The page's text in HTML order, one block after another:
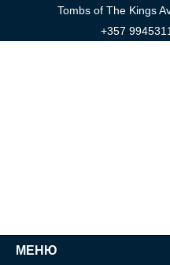
Tombs of The Kings
+357
МЕНЮ